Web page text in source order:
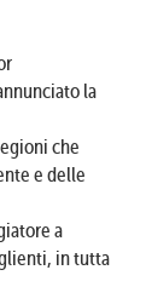
la
che
e delle
a
in tutta